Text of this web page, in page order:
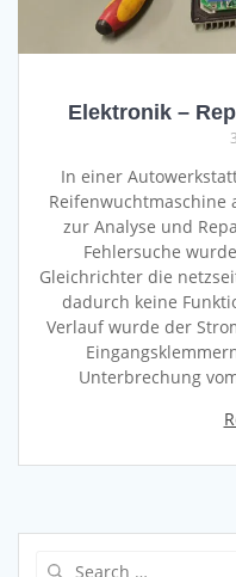
Elektronik –
In einer
Reifenwuchtmaschine
zur Analyse und
Fehlersuche
Gleichrichter die
dadurch keine
Verlauf wurde der
Unterbrechung